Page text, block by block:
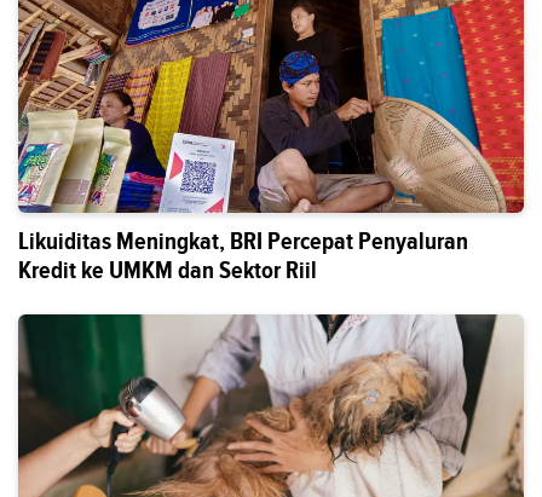
Likuiditas Meningkat, BRI Percepat Penyaluran
Kredit ke UMKM dan Sektor Riil